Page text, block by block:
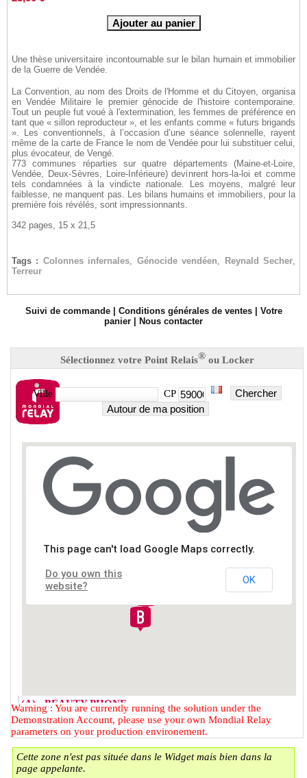
Une thèse universitaire incontournable sur le bilan humain et immobilier
de la Guerre de Vendée.
La Convention, au nom des Droits de l'Homme et du Citoyen, organisa
en Vendée Militaire le premier génocide de l'histoire contemporaine.
Tout un peuple fut voué à l'extermination, les femmes de préférence en
tant que « sillon reproducteur », et les enfants comme « futurs brigands
». Les conventionnels, à l’occasion d’une séance solennelle, rayent
même de la carte de France le nom de Vendée pour lui substituer celui,
plus évocateur, de Vengé.
773 communes réparties sur quatre départements (Maine-et-Loire,
Vendée, Deux-Sèvres, Loire-Inférieure) devinrent hors-la-loi et comme
tels condamnées à la vindicte nationale. Les moyens, malgré leur
faiblesse, ne manquent pas. Les bilans humains et immobiliers, pour la
première fois révélés, sont impressionnants.
342 pages, 15 x 21,5
Tags : Colonnes infernales, Génocide vendéen, Reynald Secher,
Terreur
Suivi de commande Conditions générales de ventes
Votre
panier
Nous contacter
Sélectionnez votre Point Relais®ou Locker
Ville CP
Chercher
Autour de ma position
This page can't load Google Maps correctly.
Do you own this
website?
OK
(A) - BEAUTY PHONE
2 RUE DU FAUBOURG DES
POSTES
59000 - LILLE
(B) - LOCKER BMOBILE
57 RUE DU FAUBOURG DES
Warning : You are currently running the solution under the
Demonstration Account, please use your own Mondial Relay
parameters on your production environement.
Cette zone n'est pas située dans le Widget mais bien dans la
page appelante.